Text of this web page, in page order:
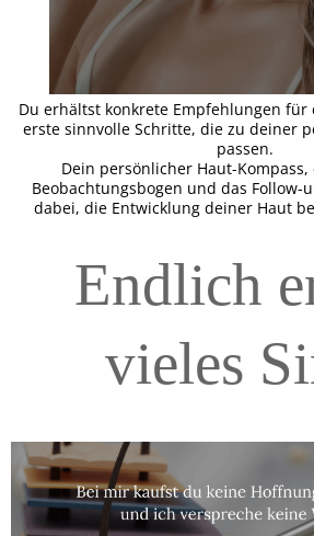
Du erhältst konkrete Empfehlungen für
erste sinnvolle Schritte, die zu deiner
passen.
Dein persönlicher Haut-
Beobachtungsbogen und das
dabei, die Entwicklung deiner Haut
Endlich
vieles